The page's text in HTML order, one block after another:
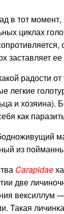
в тот
циклах
заставляет
радости
легкие
и хозяина).
как
из
Carapidae
две
Такая